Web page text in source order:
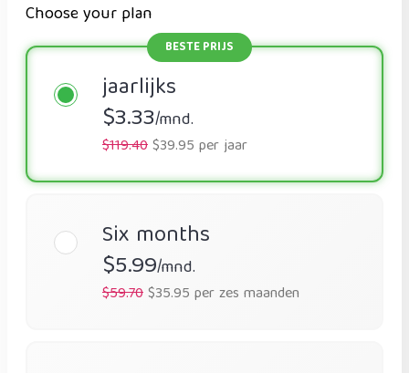
Choose your plan
jaarlijks
$3.33/mnd.
$119.40$39.95 per jaar
Six months
$5.99/mnd.
$59.70$35.95 per zes maanden